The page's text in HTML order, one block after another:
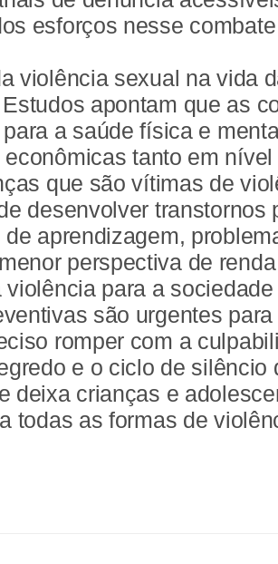
esforços nesse
violência sexual na vida
apontam que as
a saúde física e
tanto em
que são vítimas de
desenvolver transtornos
aprendizagem,
perspectiva de
violência para a
são urgentes
romper com a
e o ciclo de silêncio
deixa crianças e
todas as formas de